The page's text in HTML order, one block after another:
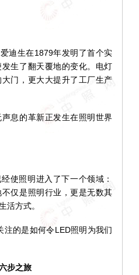
生在1879年发明了首个实
生了翻天覆地的变化。电灯
门，更大大提升了工厂生产
息的革新正发生在照明世界
照明进入了下一个领域：
仅是照明行业，更是无数其
活方式。
的是如何令LED照明为我们
步之旅